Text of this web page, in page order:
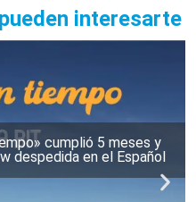
interesarte
cumplió 5 meses y
despedida en el Español